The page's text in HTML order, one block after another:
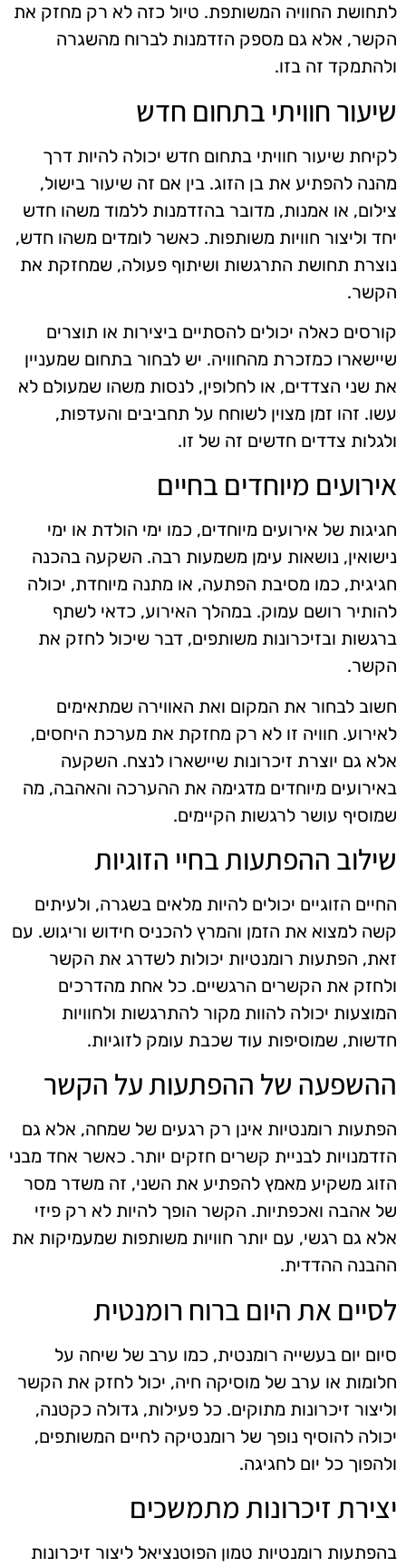
לתחושת החוויה המשותפת. טיול כזה לא רק מחזק את
הקשר, אלא גם מספק הזדמנות לברוח מהשגרה
ולהתמקד זה בזו.
שיעור חוויתי בתחום חדש
לקיחת שיעור חוויתי בתחום חדש יכולה להיות דרך
מהנה להפתיע את בן הזוג. בין אם זה שיעור בישול,
צילום, או אמנות, מדובר בהזדמנות ללמוד משהו חדש
יחד וליצור חוויות משותפות. כאשר לומדים משהו חדש,
נוצרת תחושת התרגשות ושיתוף פעולה, שמחזקת את
הקשר.
קורסים כאלה יכולים להסתיים ביצירות או תוצרים
שיישארו כמזכרת מהחוויה. יש לבחור בתחום שמעניין
את שני הצדדים, או לחלופין, לנסות משהו שמעולם לא
עשו. זהו זמן מצוין לשוחח על תחביבים והעדפות,
ולגלות צדדים חדשים זה של זו.
אירועים מיוחדים בחיים
חגיגות של אירועים מיוחדים, כמו ימי הולדת או ימי
נישואין, נושאות עימן משמעות רבה. השקעה בהכנה
חגיגית, כמו מסיבת הפתעה, או מתנה מיוחדת, יכולה
להותיר רושם עמוק. במהלך האירוע, כדאי לשתף
ברגשות ובזיכרונות משותפים, דבר שיכול לחזק את
הקשר.
חשוב לבחור את המקום ואת האווירה שמתאימים
לאירוע. חוויה זו לא רק מחזקת את מערכת היחסים,
אלא גם יוצרת זיכרונות שיישארו לנצח. השקעה
באירועים מיוחדים מדגימה את ההערכה והאהבה, מה
שמוסיף עושר לרגשות הקיימים.
שילוב ההפתעות בחיי הזוגיות
החיים הזוגיים יכולים להיות מלאים בשגרה, ולעיתים
קשה למצוא את הזמן והמרץ להכניס חידוש וריגוש. עם
זאת, הפתעות רומנטיות יכולות לשדרג את הקשר
ולחזק את הקשרים הרגשיים. כל אחת מהדרכים
המוצעות יכולה להוות מקור להתרגשות ולחוויות
חדשות, שמוסיפות עוד שכבת עומק לזוגיות.
ההשפעה של ההפתעות על הקשר
הפתעות רומנטיות אינן רק רגעים של שמחה, אלא גם
הזדמנויות לבניית קשרים חזקים יותר. כאשר אחד מבני
הזוג משקיע מאמץ להפתיע את השני, זה משדר מסר
של אהבה ואכפתיות. הקשר הופך להיות לא רק פיזי
אלא גם רגשי, עם יותר חוויות משותפות שמעמיקות את
ההבנה ההדדית.
לסיים את היום ברוח רומנטית
סיום יום בעשייה רומנטית, כמו ערב של שיחה על
חלומות או ערב של מוסיקה חיה, יכול לחזק את הקשר
וליצור זיכרונות מתוקים. כל פעילות, גדולה כקטנה,
יכולה להוסיף נופך של רומנטיקה לחיים המשותפים,
ולהפוך כל יום לחגיגה.
יצירת זיכרונות מתמשכים
בהפתעות רומנטיות טמון הפוטנציאל ליצור זיכרונות